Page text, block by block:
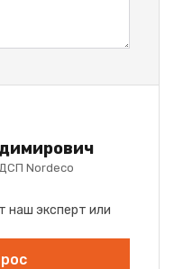
Nordeco
наш эксперт или